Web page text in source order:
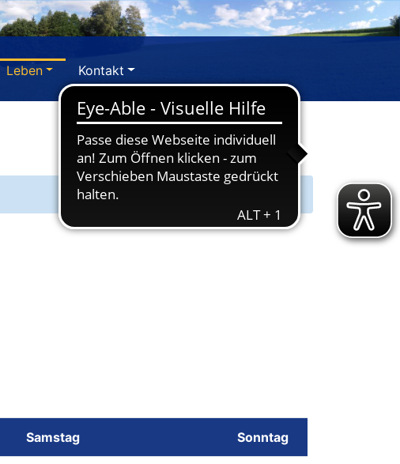
Leben Kontakt
Samstag Sonntag